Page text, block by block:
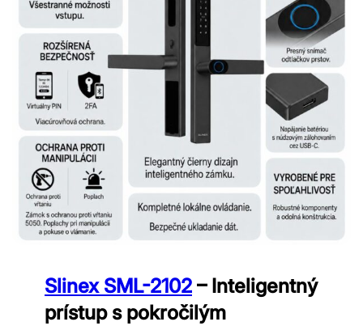
Slinex SML-2102 – Inteligentný
prístup s pokročilým